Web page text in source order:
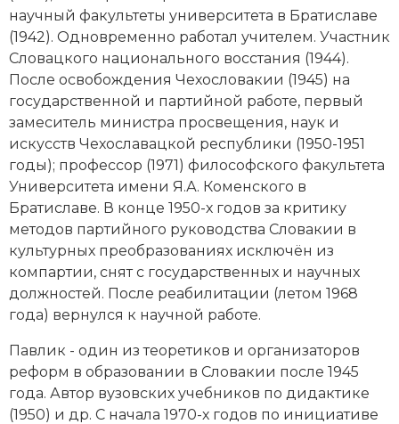
Европа
Империи
Историческая география и топонимика
История материальной и духовной культуры
История международных отношений
История, философия, теория и методология
исторического знания
Итория международных отношений
Новая история
Новейшая история
научный факультеты университета в Братиславе
(1942). Одновременно работал учителем. Участник
Словацкого национального восстания (1944).
После освобождения Чехословакии (1945) на
государственной и партийной работе, первый
замеситель министра просвещения, наук и
искусств Чехославацкой республики (1950-1951
годы); профессор (1971) философского факультета
Университета имени Я.А. Коменского в
Братиславе. В конце 1950-х годов за критику
методов партийного руководства Словакии в
культурных преобразованиях исключён из
компартии, снят с государственных и научных
должностей. После реабилитации (летом 1968
года) вернулся к научной работе.
Павлик - один из теоретиков и организаторов
реформ в образовании в Словакии после 1945
года. Автор вузовских учебников по дидактике
(1950) и др. С начала 1970-х годов по инициативе